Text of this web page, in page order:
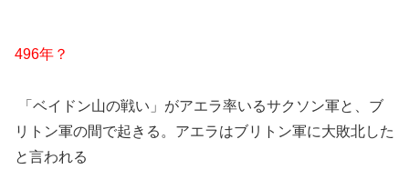
496年？
「ベイドン山の戦い」がアエラ率いるサクソン軍と、ブ
リトン軍の間で起きる。アエラはブリトン軍に大敗北した
と言われる